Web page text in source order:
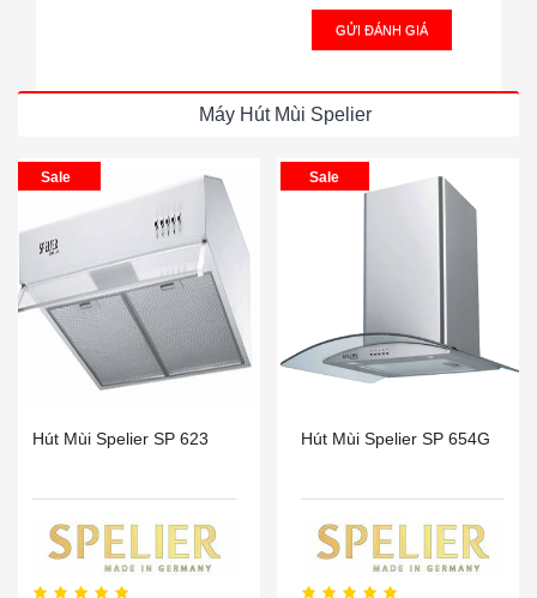
GỬI ĐÁNH GIÁ
Máy Hút Mùi Spelier
Sale
Hút Mùi Spelier SP 623
Sale
Hút Mùi Spelier SP 654G